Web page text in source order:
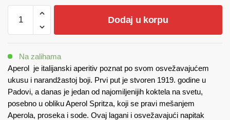
0.70
količina
Dodaj u korpu
Na zalihama
Aperol je italijanski aperitiv poznat po svom osvežavajućem
ukusu i narandžastoj boji. Prvi put je stvoren 1919. godine u
Padovi, a danas je jedan od najomiljenijih koktela na svetu,
posebno u obliku Aperol Spritza, koji se pravi mešanjem
Aperola, proseka i sode. Ovaj lagani i osvežavajući napitak